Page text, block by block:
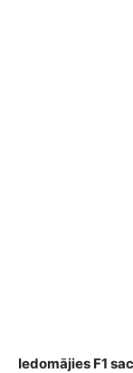
Iedomājies F1